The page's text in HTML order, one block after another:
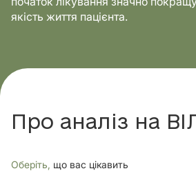
якість життя пацієнта.
Про аналіз на
Оберіть, що вас цікавить